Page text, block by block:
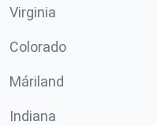
Virginia
Colorado
Máriland
Indiana